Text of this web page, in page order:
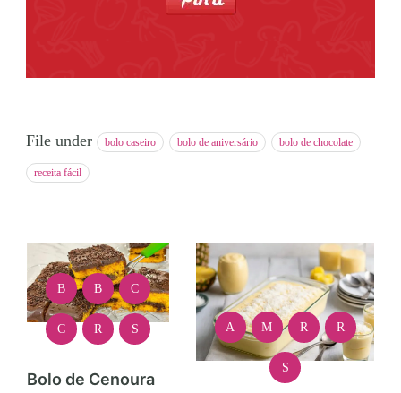
File under bolo caseiro bolo de aniversário bolo de chocolate
receita fácil
B B C
C R S
Bolo de Cenoura
A M R R
S